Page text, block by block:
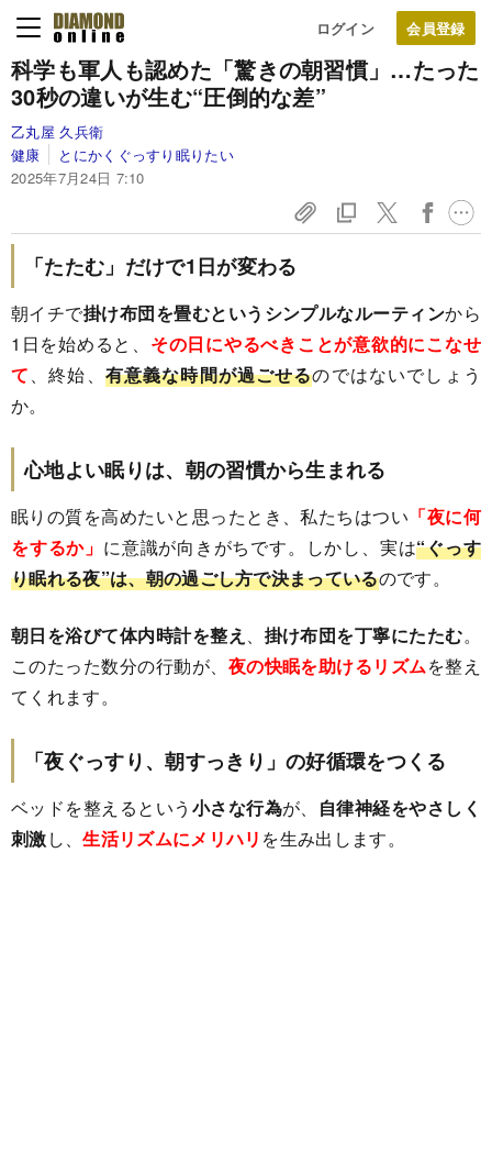
ログイン
科学も軍人も認めた「驚きの朝習慣」…たった
30秒の違いが生む“圧倒的な差”
乙丸屋 久兵衛
健康
とにかくぐっすり眠りたい
2025年7月24日 7:10
「たたむ」だけで1日が変わる
朝イチで掛け布団を畳むというシンプルなルーティンから
1日を始めると、 その日にやるべきことが意欲的にこなせ
て、終始、 有意義な時間が過ごせるのではないでしょう
か。
心地よい眠りは、朝の習慣から生まれる
眠りの質を高めたいと思ったとき、私たちはつい 「夜に何
をするか」 に意識が向きがちです。しかし、実は“ぐっす
り眠れる夜”は、朝の過ごし方で決まっているのです。
朝日を浴びて体内時計を整え 、 掛け布団を丁寧にたたむ。
このたった数分の行動が、 夜の快眠を助けるリズムを整え
てくれます。
「夜ぐっすり、朝すっきり」の好循環をつくる
ベッドを整えるという 小さな行為が、 自律神経をやさしく
刺激し、生活リズムにメリハリ を生み出します。